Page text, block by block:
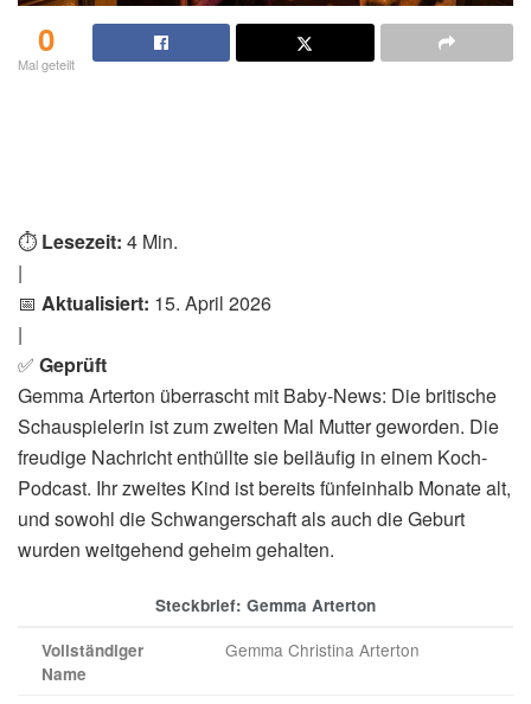
0
Mal geteilt
⏱️ Lesezeit: 4 Min.
|
📅 Aktualisiert: 15. April 2026
|
✅ Geprüft
Gemma Arterton überrascht mit Baby-News: Die britische
Schauspielerin ist zum zweiten Mal Mutter geworden. Die
freudige Nachricht enthüllte sie beiläufig in einem Koch-
Podcast. Ihr zweites Kind ist bereits fünfeinhalb Monate alt,
und sowohl die Schwangerschaft als auch die Geburt
wurden weitgehend geheim gehalten.
Steckbrief: Gemma Arterton
Vollständiger
Name
Gemma Christina Arterton